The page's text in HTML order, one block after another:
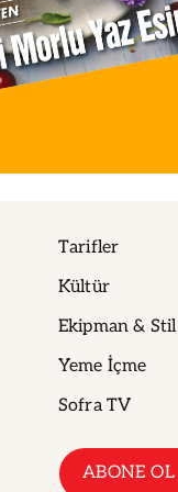
Tarifler
Kültür
Ekipman & Stil
Yeme İçme
Sofra TV
ABONE OL